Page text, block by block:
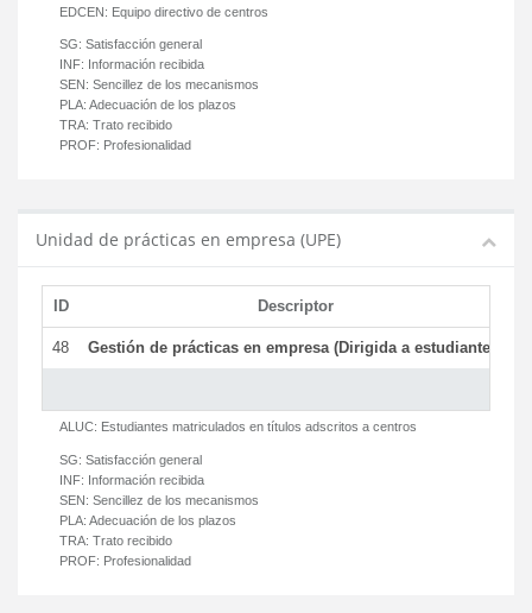
EDCEN: Equipo directivo de centros
SG: Satisfacción general
INF: Información recibida
SEN: Sencillez de los mecanismos
PLA: Adecuación de los plazos
TRA: Trato recibido
PROF: Profesionalidad
Unidad de prácticas en empresa (UPE)
ID Descriptor
48 Gestión de prácticas en empresa (Dirigida a estudiantes)
ALUC: Estudiantes matriculados en títulos adscritos a centros
SG: Satisfacción general
INF: Información recibida
SEN: Sencillez de los mecanismos
PLA: Adecuación de los plazos
TRA: Trato recibido
PROF: Profesionalidad